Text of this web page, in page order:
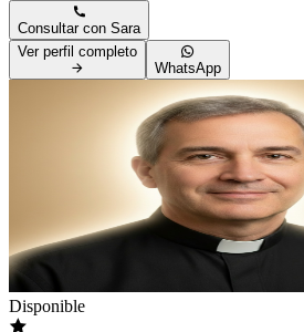
Consultar con Sara
Ver perfil completo
WhatsApp
Disponible